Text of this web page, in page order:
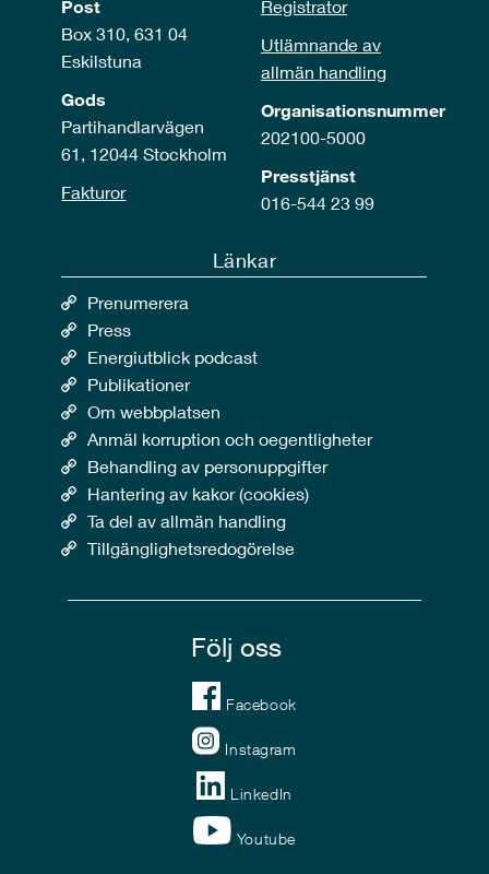
Post
Box 310, 631 04
Eskilstuna
Gods
Partihandlarvägen
61, 12044 Stockholm
Fakturor
Registrator
Utlämnande av
allmän handling
Organisationsnummer
202100-5000
Presstjänst
016-544 23 99
Länkar
Prenumerera
Press
Energiutblick podcast
Publikationer
Om webbplatsen
Anmäl korruption och oegentligheter
Behandling av personuppgifter
Hantering av kakor (cookies)
Ta del av allmän handling
Tillgänglighetsredogörelse
Följ oss
Facebook
Instagram
LinkedIn
Youtube